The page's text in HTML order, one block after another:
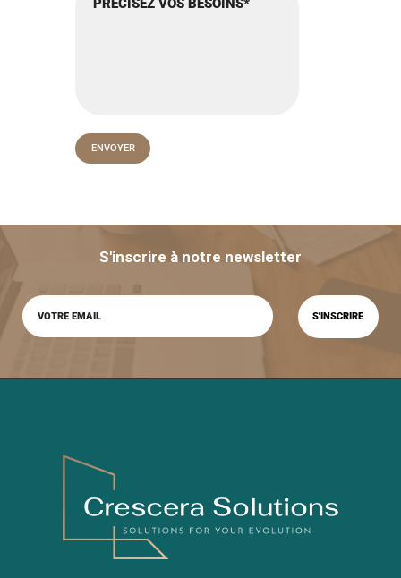
S'inscrire à notre newsletter